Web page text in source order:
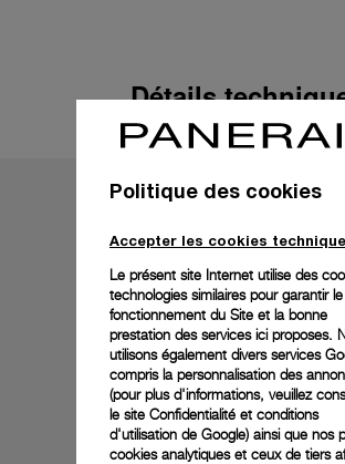
Détails
Politique des cookies
Accepter les cookies
Le présent site Internet utilise des
technologies similaires pour garantir
fonctionnement du Site et la bonne
prestation des services ici proposes.
utilisons également divers services
compris la personnalisation des
(pour plus d'informations, veuillez
le site Confidentialité et conditions
d'utilisation de Google) ainsi que nos
cookies analytiques et ceux de tiers